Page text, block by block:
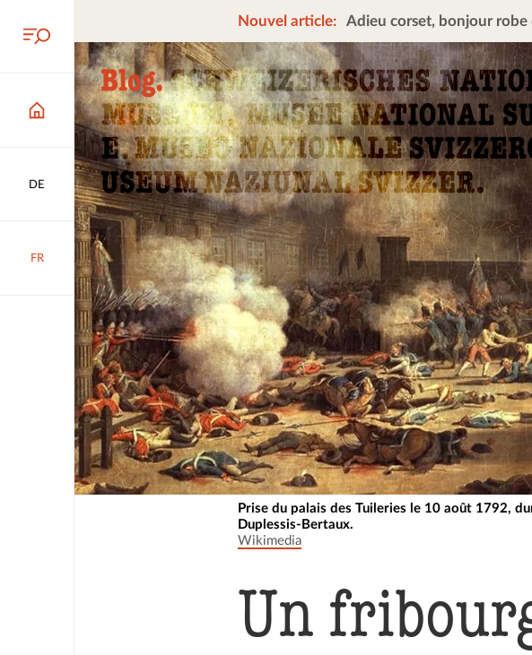
DE
FR
Nouvel article: Adieu corset, bonjour robe
Prise du palais des Tuileries le 10 août 1792,
Duplessis-Bertaux.
Wikimedia
Un